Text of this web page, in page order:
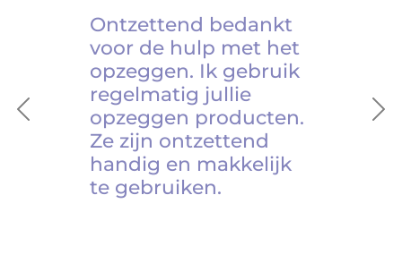
Previous
Ontzettend bedankt
voor de hulp met het
opzeggen. Ik gebruik
regelmatig jullie
opzeggen producten.
Ze zijn ontzettend
handig en makkelijk
te gebruiken.